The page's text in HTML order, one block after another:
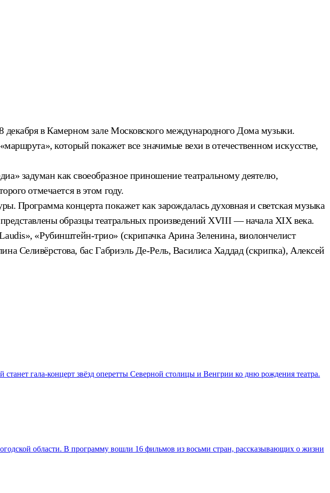
в Камерном зале Московского международного Дома музыки.
который покажет все значимые вехи в отечественном искусстве,
задуман как своеобразное приношение театральному деятелю,
отмечается в этом году.
Программа концерта покажет как зарождалась духовная и светская музыка
образцы театральных произведений XVIII — начала XIX века.
«Рубинштейн-трио» (скрипачка Арина Зеленина, виолончелист
Селивёрстова, бас Габриэль Де-Рель, Василиса Хаддад (скрипка), Алексей
гала-концерт звёзд оперетты Северной столицы и Венгрии ко дню рождения театра.
области. В программу вошли 16 фильмов из восьми стран, рассказывающих о жизни